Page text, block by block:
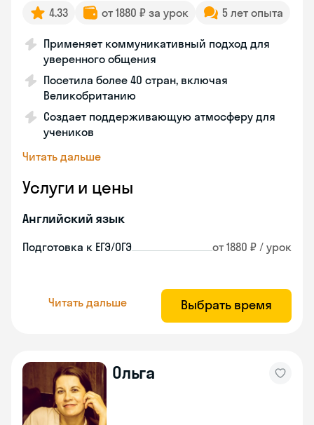
4.33 от 1880 ₽ за урок 5 лет опыта
Применяет коммуникативный подход для
уверенного общения
Посетила более 40 стран, включая
Великобританию
Создает поддерживающую атмосферу для
учеников
Читать дальше
Услуги и цены
Английский язык
Подготовка к ЕГЭ/ОГЭ от 1880 ₽ / урок
Читать дальше Выбрать время
Ольга